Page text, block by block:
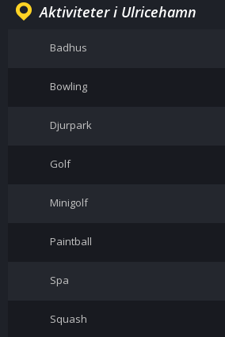
Aktiviteter i Ulricehamn
Badhus
Bowling
Djurpark
Golf
Minigolf
Paintball
Spa
Squash